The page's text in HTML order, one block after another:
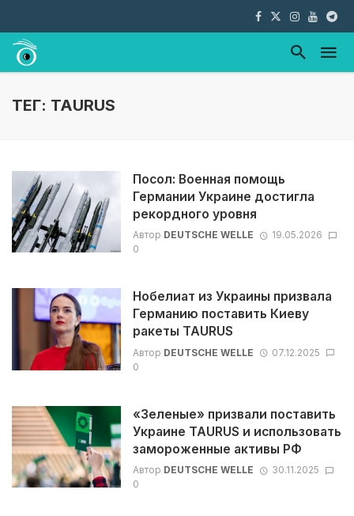
ТЕГ: TAURUS
Посол: Военная помощь
Германии Украине достигла
рекордного уровня
Автор DEUTSCHE WELLE
19.05.2026
0
Нобелиат из Украины призвала
Германию поставить Киеву
ракеты TAURUS
Автор DEUTSCHE WELLE
07.12.2025
0
«Зеленые» призвали поставить
Украине TAURUS и использовать
замороженные активы РФ
Автор DEUTSCHE WELLE
30.11.2025
0